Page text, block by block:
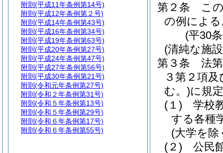
第２条
こ
の例による
(平30
(清純な施
第３条
法
３第２項
む。)に規
(１)
学校
する各種
(大学を除
(２)
公民
附則 (平成11年条例第14号)
附則 (平成12年条例第２号)
附則 (平成14年条例第43号)
附則 (平成16年条例第34号)
附則 (平成19年条例第63号)
附則 (平成20年条例第27号)
附則 (平成24年条例第47号)
附則 (平成27年条例第56号)
附則 (平成30年条例第21号)
附則 (令和元年条例第27号)
附則 (令和２年条例第31号)
附則 (令和５年条例第13号)
附則 (令和５年条例第29号)
附則 (令和６年条例第17号)
附則 (令和６年条例第55号)